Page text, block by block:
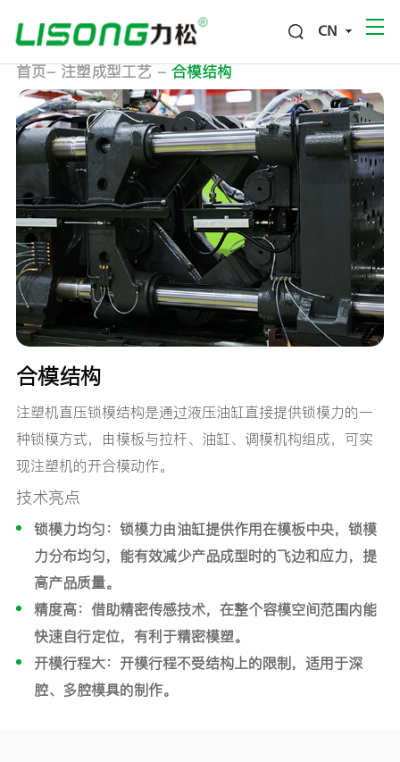
CN
首页- 注塑成型工艺 - 合模结构
合模结构
注塑机直压锁模结构是通过液压油缸直接提供锁模力的一
种锁模方式，由模板与拉杆、油缸、调模机构组成，可实
现注塑机的开合模动作。
技术亮点
锁模力均匀：锁模力由油缸提供作用在模板中央，锁模
力分布均匀，能有效减少产品成型时的飞边和应力，提
高产品质量。
精度高：借助精密传感技术，在整个容模空间范围内能
快速自行定位，有利于精密模塑。
开模行程大：开模行程不受结构上的限制，适用于深
腔、多腔模具的制作。